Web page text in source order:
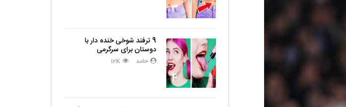
3
4
9 ترفند شوخی خنده دار با
دوستان برای سرگرمی
حامد 12K